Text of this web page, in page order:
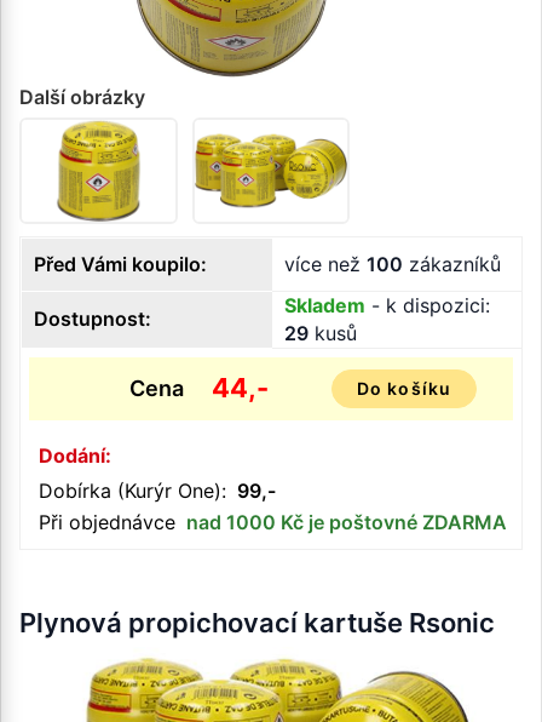
Další obrázky
Před Vámi koupilo: více než 100 zákazníků
Dostupnost:
Skladem - k dispozici:
29 kusů
Cena 44,- Do košíku
Dodání:
Dobírka (Kurýr One): 99,-
Při objednávce nad 1000 Kč je poštovné ZDARMA
Plynová propichovací kartuše Rsonic